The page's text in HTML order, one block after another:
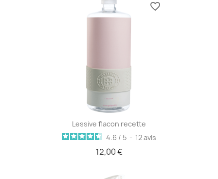
Lessive flacon recette
4.6 / 5 - 12avis
12,00 €
favorite_border